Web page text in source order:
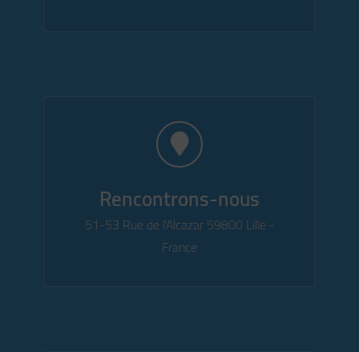
Rencontrons-nous
51-53 Rue de l'Alcazar 59800 Lille -
France